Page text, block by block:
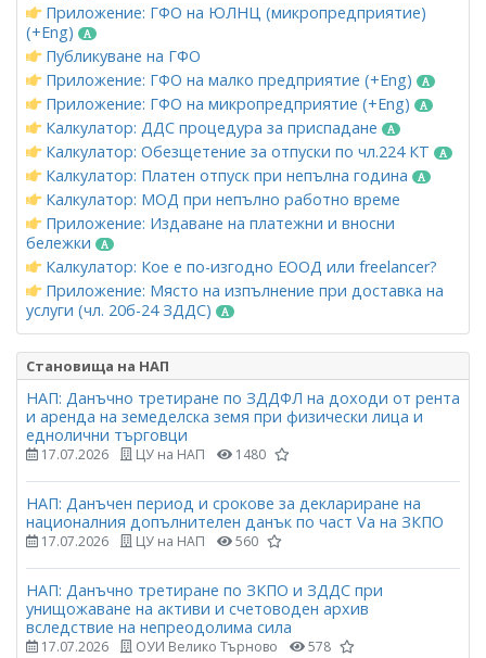
Приложение: ГФО на ЮЛНЦ (микропредприятие)
(+Eng)
Публикуване на ГФО
Приложение: ГФО на малко предприятие (+Eng)
Приложение: ГФО на микропредприятие (+Eng)
Калкулатор: ДДС процедура за приспадане
Калкулатор: Обезщетение за отпуски по чл.224 КТ
Калкулатор: Платен отпуск при непълна година
Калкулатор: МОД при непълно работно време
Приложение: Издаване на платежни и вносни
бележки
Калкулатор: Кое е по-изгодно ЕООД или freelancer?
Приложение: Място на изпълнение при доставка на
услуги (чл. 20б-24 ЗДДС)
Становища на НАП
НАП: Данъчно третиране по ЗДДФЛ на доходи от рента
и аренда на земеделска земя при физически лица и
еднолични търговци
17.07.2026 ЦУ на НАП 1480
НАП: Данъчен период и срокове за деклариране на
националния допълнителен данък по част Vа на ЗКПО
17.07.2026 ЦУ на НАП 560
НАП: Данъчно третиране по ЗКПО и ЗДДС при
унищожаване на активи и счетоводен архив
вследствие на непреодолима сила
17.07.2026 ОУИ Велико Търново 578